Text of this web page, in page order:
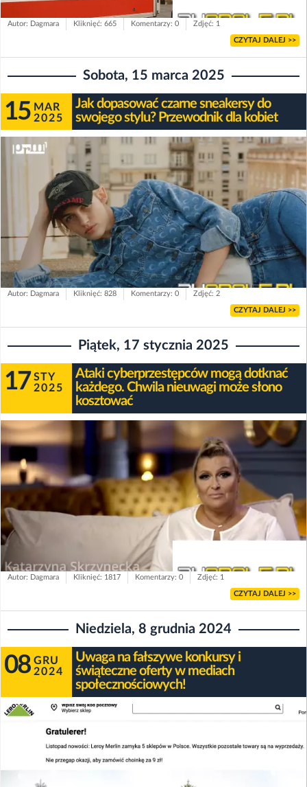
Autor: Dagmara Kliknięć: 665 Komentarzy: 0 Zdjęć: 1
CZYTAJ DALEJ >>
Sobota, 15 marca 2025
15 MAR
2025
Jak dopasować czarne sneakersy do
swojego stylu? Przewodnik dla kobiet
Autor: Dagmara Kliknięć: 828 Komentarzy: 0 Zdjęć: 2
CZYTAJ DALEJ >>
Piątek, 17 stycznia 2025
17 STY
2025
Ataki cyberprzestępców mogą dotknać
każdego. Chwila nieuwagi może słono
kosztować
Autor: Dagmara Kliknięć: 1817 Komentarzy: 0 Zdjęć: 1
CZYTAJ DALEJ >>
Niedziela, 8 grudnia 2024
08 GRU
2024
Uwaga na fałszywe konkursy i
świąteczne oferty w mediach
społecznościowych!